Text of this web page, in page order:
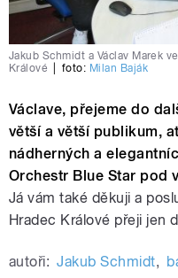
Jakub Schmidt a Václav Marek
Králové
foto: Milan Baják
Václave, přejeme do
větší a větší publikum,
nádherných a
Orchestr Blue Star pod
Já vám také děkuji a
Hradec Králové přeji jen
autoři: Jakub Schmidt,